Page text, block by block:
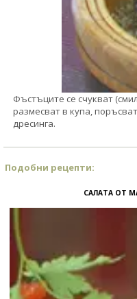
Фъстъците се счукват
размесват в купа,
дресинга.
Подобни рецепти:
САЛАТА ОТ